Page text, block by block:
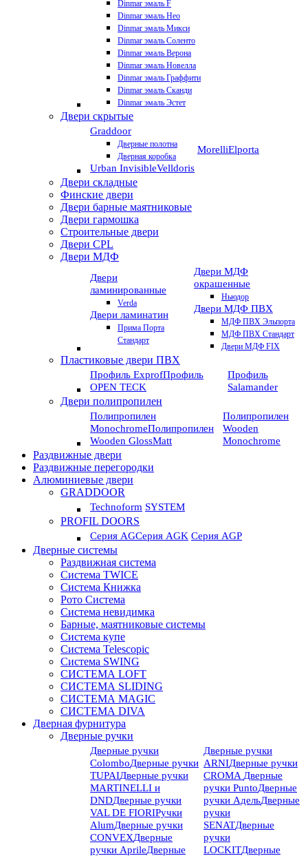
Dinmar эмаль F
Dinmar эмаль Нео
Dinmar эмаль Микси
Dinmar эмаль Соленто
Dinmar эмаль Верона
Dinmar эмаль Новелла
Dinmar эмаль Граффити
Dinmar эмаль Сканди
Dinmar эмаль Эстет
Двери скрытые
Graddoor
Дверные полотна
Дверная коробка
Urban InvisibleVelldoris
MorelliElporta
Двери складные
Финские двери
Двери барные маятниковые
Двери гармошка
Строительные двери
Двери CРL
Двери МДФ
Двери
ламинированные
Verda
Двери ламинатин
Прима Порта
Стандарт
Двери МДФ
окрашенные
Ньюдор
Двери МДФ ПВХ
МДФ ПВХ Эльпорта
МДФ ПВХ Стандарт
Двери МДФ FIX
Пластиковые двери ПВХ
Профиль ExprofПрофиль
OPEN TECK
Профиль
Salamander
Двери полипропилен
Полипропилен
MonochromeПолипропилен
Wooden GlossMatt
Полипропилен
Wooden
Monochrome
Раздвижные двери
Раздвижные перегородки
Алюминиевые двери
GRADDOOR
Technoform SYSTEM
PROFIL DOORS
Серия AGСерия AGK Серия AGP
Дверные системы
Раздвижная система
Система TWICE
Система Книжка
Рото Система
Система невидимка
Барные, маятниковые системы
Система купе
Система Telescopic
Система SWING
СИСТЕМА LOFT
СИСТЕМА SLIDING
СИСТЕМА MAGIC
СИСТЕМА DIVA
Дверная фурнитура
Дверные ручки
Дверные ручки
ColomboДверные ручки
TUPAIДверные ручки
MARTINELLI и
DNDДверные ручки
VAL DE FIORIРучки
AlumДверные ручки
CONVEXДверные
ручки AprileДверные
Дверные ручки
ARNIДверные ручки
CROMA Дверные
ручки PuntoДверные
ручки АдельДверные
ручки
SENATДверные
ручки
LOCKITДверные